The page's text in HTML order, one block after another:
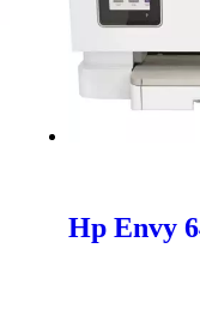
Hp Envy